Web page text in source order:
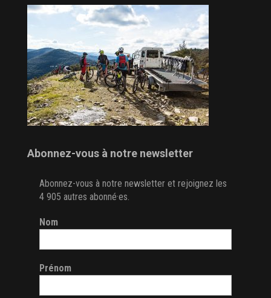
Abonnez-vous à notre newsletter
Abonnez-vous à notre newsletter et rejoignez les
4 905 autres abonné·es.
Nom
Prénom